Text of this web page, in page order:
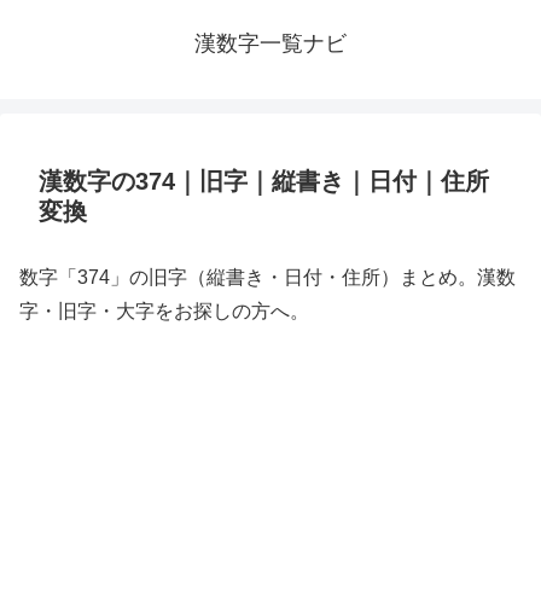
漢数字一覧ナビ
漢数字の374｜旧字｜縦書き｜日付｜住所
変換
数字「374」の旧字（縦書き・日付・住所）まとめ。漢数
字・旧字・大字をお探しの方へ。